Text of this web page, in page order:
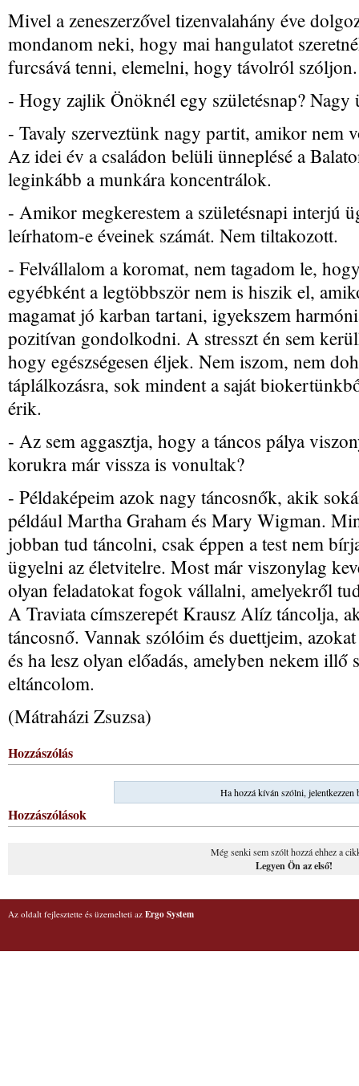
Mivel a zeneszerzővel tizenvalahány éve
mondanom neki, hogy mai hangulatot
furcsává tenni, elemelni, hogy távolról szóljon.
- Hogy zajlik Önöknél egy születésnap? Nagy
- Tavaly szerveztünk nagy partit, amikor nem
Az idei év a családon belüli ünneplésé a
leginkább a munkára koncentrálok.
- Amikor megkerestem a születésnapi interjú
leírhatom-e éveinek számát. Nem tiltakozott.
- Felvállalom a koromat, nem tagadom le,
egyébként a legtöbbször nem is hiszik el,
magamat jó karban tartani, igyekszem
pozitívan gondolkodni. A stresszt én sem
hogy egészségesen éljek. Nem iszom, nem
táplálkozásra, sok mindent a saját
érik.
- Az sem aggasztja, hogy a táncos pálya
korukra már vissza is vonultak?
- Példaképeim azok nagy táncosnők, akik
például Martha Graham és Mary Wigman.
jobban tud táncolni, csak éppen a test nem
ügyelni az életvitelre. Most már viszonylag
olyan feladatokat fogok vállalni, amelyekről
A Traviata címszerepét Krausz Alíz táncolja,
táncosnő. Vannak szólóim és duettjeim,
és ha lesz olyan előadás, amelyben nekem
eltáncolom.
(Mátraházi Zsuzsa)
Hozzászólás
Ha hozzá kíván szólni, jelentkezzen
Hozzászólások
Még senki sem szólt hozzá ehhez a
Legyen Ön az első!
Az oldalt fejlesztette és üzemelteti az Ergo System